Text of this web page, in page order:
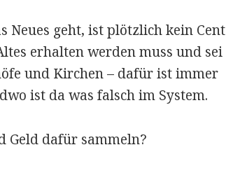
Neues geht, ist plötzlich kein Cent
erhalten werden muss und sei
und Kirchen – dafür ist immer
ist da was falsch im System.
Geld dafür sammeln?